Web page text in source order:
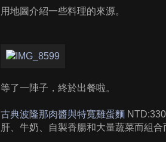
用地圖介紹一些料理的來源。
等了一陣子，終於出餐啦。
古典波隆那肉醬與特寬雞蛋麵
肝、牛奶、自製香腸和大量蔬菜而組